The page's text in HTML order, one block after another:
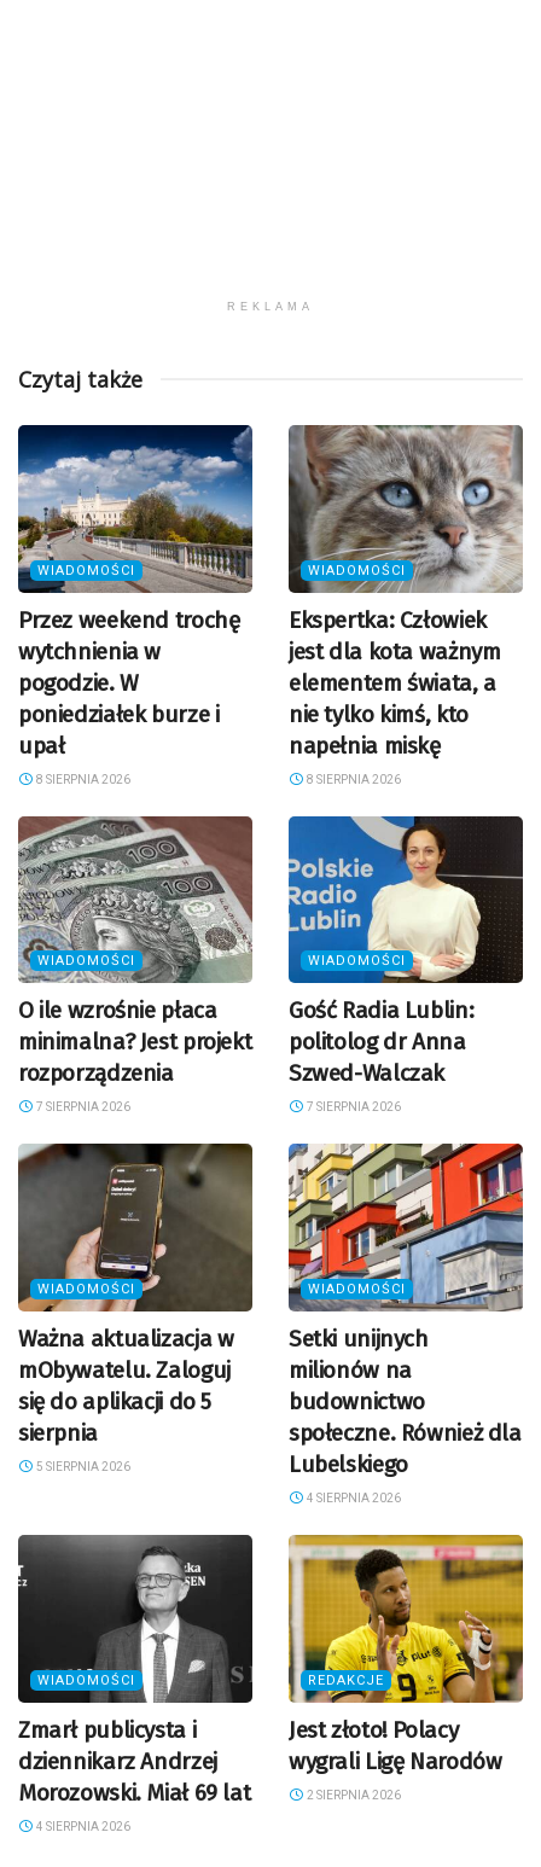
REKLAMA
Czytaj także
WIADOMOŚCI
Przez weekend trochę
wytchnienia w
pogodzie. W
poniedziałek burze i
upał
8 SIERPNIA 2026
WIADOMOŚCI
Ekspertka: Człowiek
jest dla kota ważnym
elementem świata, a
nie tylko kimś, kto
napełnia miskę
8 SIERPNIA 2026
WIADOMOŚCI
O ile wzrośnie płaca
minimalna? Jest projekt
rozporządzenia
7 SIERPNIA 2026
WIADOMOŚCI
Gość Radia Lublin:
politolog dr Anna
Szwed-Walczak
7 SIERPNIA 2026
WIADOMOŚCI
Ważna aktualizacja w
mObywatelu. Zaloguj
się do aplikacji do 5
sierpnia
5 SIERPNIA 2026
WIADOMOŚCI
Setki unijnych
milionów na
budownictwo
społeczne. Również dla
Lubelskiego
4 SIERPNIA 2026
WIADOMOŚCI
Zmarł publicysta i
dziennikarz Andrzej
Morozowski. Miał 69 lat
4 SIERPNIA 2026
REDAKCJE
Jest złoto! Polacy
wygrali Ligę Narodów
2 SIERPNIA 2026